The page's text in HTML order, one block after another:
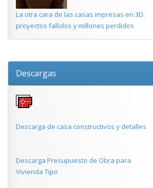
La otra cara de las casas impresas en 3D:
proyectos fallidos y millones perdidos
Descargas
Descarga de casa constructivos y detalles
Descarga Presupuesto de Obra para
Vivienda Tipo